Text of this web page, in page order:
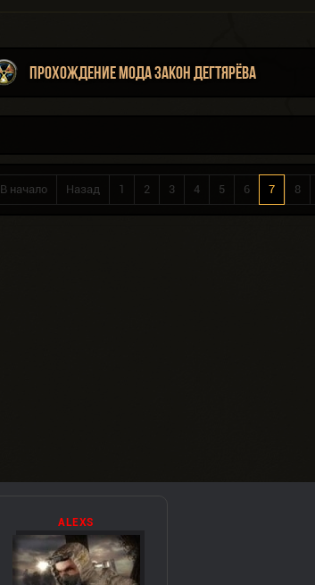
Прохождение мода Закон Дегтярёва
В начало Назад 1 2 3 4 5 6 7 8
ALEXS